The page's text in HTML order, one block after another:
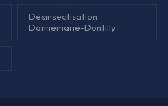
Désinsectisation
Donnemarie-Dontilly